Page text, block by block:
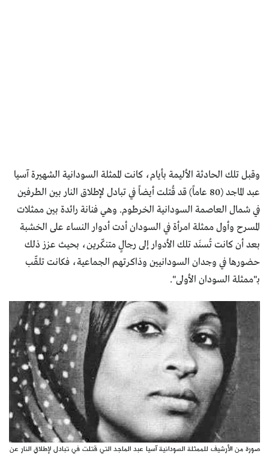
وقبل تلك الحادثة الأليمة بأيام، كانت الممثلة السودانية الشهيرة آسيا
عبد الماجد (80 عاماً) قد قُتلت أيضاً في تبادل لإطلاق النار بين الطرفين
في شمال العاصمة السودانية الخرطوم. وهي فنانة رائدة بين ممثلات
المسرح وأول ممثلة امرأة في السودان أدت أدوار النساء على الخشبة
بعد أن كانت تُسنَد تلك الأدوار إلى رجالٍ متنكّرين، بحيث عزز ذلك
حضورها في وجدان السودانيين وذاكرتهم الجماعية، فكانت تلقّب
بـ"ممثلة السودان الأولى".
صورة من الأرشيف للممثلة السودانية آسيا عبد الماجد التي قتلت في تبادل لإطلاق النار عن